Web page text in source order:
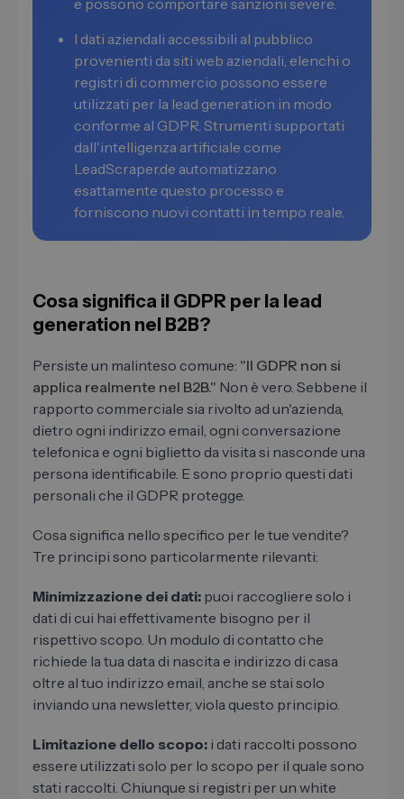
e possono comportare sanzioni severe.
I dati aziendali accessibili al pubblico
provenienti da siti web aziendali, elenchi o
registri di commercio possono essere
utilizzati per la lead generation in modo
conforme al GDPR. Strumenti supportati
dall'intelligenza artificiale come
LeadScraper.de automatizzano
esattamente questo processo e
forniscono nuovi contatti in tempo reale.
Cosa significa il GDPR per la lead
generation nel B2B?
Persiste un malinteso comune: "Il GDPR non si
applica realmente nel B2B." Non è vero. Sebbene il
rapporto commerciale sia rivolto ad un'azienda,
dietro ogni indirizzo email, ogni conversazione
telefonica e ogni biglietto da visita si nasconde una
persona identificabile. E sono proprio questi dati
personali che il GDPR protegge.
Cosa significa nello specifico per le tue vendite?
Tre principi sono particolarmente rilevanti:
Minimizzazione dei dati: puoi raccogliere solo i
dati di cui hai effettivamente bisogno per il
rispettivo scopo. Un modulo di contatto che
richiede la tua data di nascita e indirizzo di casa
oltre al tuo indirizzo email, anche se stai solo
inviando una newsletter, viola questo principio.
Limitazione dello scopo: i dati raccolti possono
essere utilizzati solo per lo scopo per il quale sono
stati raccolti. Chiunque si registri per un white